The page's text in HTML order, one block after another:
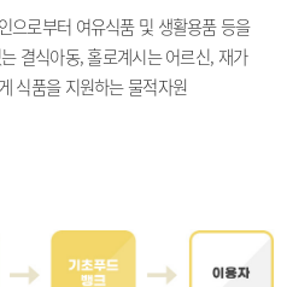
으로부터 여유식품 및 생활용품 등을
결식아동, 홀로계시는 어르신, 재가
식품을 지원하는 물적자원